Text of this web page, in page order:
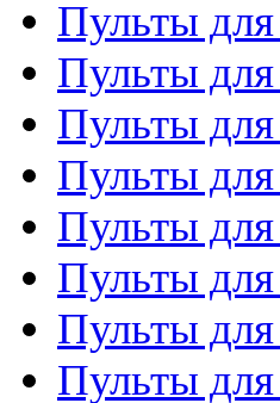
Пульты
Пульты для
Пульты
Пульты
Пульты
Пульты
Пульты
Пульты